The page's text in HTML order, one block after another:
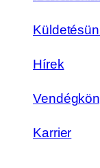
Hírek
Karrier